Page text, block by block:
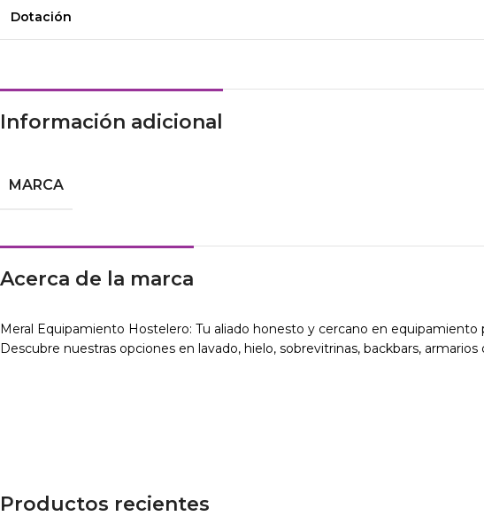
Dotación
Información adicional
MARCA
Acerca de la marca
Meral Equipamiento Hostelero: Tu aliado honesto y cercano en
Descubre nuestras opciones en lavado, hielo, sobrevitrinas, backbars,
Productos recientes